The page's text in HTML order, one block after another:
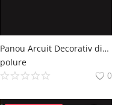
Panou Arcuit Decorativ din Poliuretan 50x99x5 cm
polure
0